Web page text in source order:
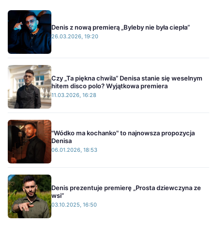
Denis z nową premierą „Byleby nie była ciepła”
26.03.2026, 19:20
Czy „Ta piękna chwila” Denisa stanie się weselnym
hitem disco polo? Wyjątkowa premiera
11.03.2026, 16:28
"Wódko ma kochanko" to najnowsza propozycja
Denisa
06.01.2026, 18:53
Denis prezentuje premierę „Prosta dziewczyna ze
wsi”
03.10.2025, 16:50